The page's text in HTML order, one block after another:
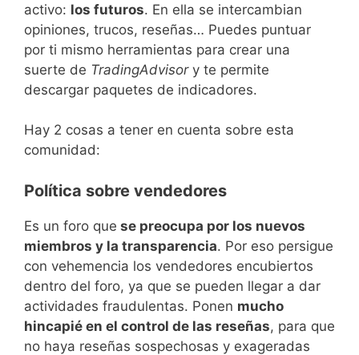
activo: los futuros. En ella se intercambian
opiniones, trucos, reseñas… Puedes puntuar
por ti mismo herramientas para crear una
suerte de TradingAdvisor y te permite
descargar paquetes de indicadores.
Hay 2 cosas a tener en cuenta sobre esta
comunidad:
Política sobre vendedores
Es un foro que se preocupa por los nuevos
miembros y la transparencia. Por eso persigue
con vehemencia los vendedores encubiertos
dentro del foro, ya que se pueden llegar a dar
actividades fraudulentas. Ponen mucho
hincapié en el control de las reseñas, para que
no haya reseñas sospechosas y exageradas